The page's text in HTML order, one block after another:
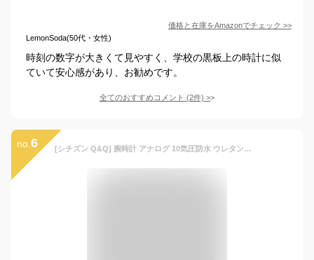
価格と在庫をAmazonでチェック >>
LemonSoda(50代・女性)
時刻の数字が大きくて見やすく、学校の黒板上の時計に似
ていて安心感があり、お勧めです。
全てのおすすめコメント (2件) >
no. 6 [シチズン Q&Q] 腕時計 アナログ 10気圧防水 ウレタンベルト VP46-854 ブラック